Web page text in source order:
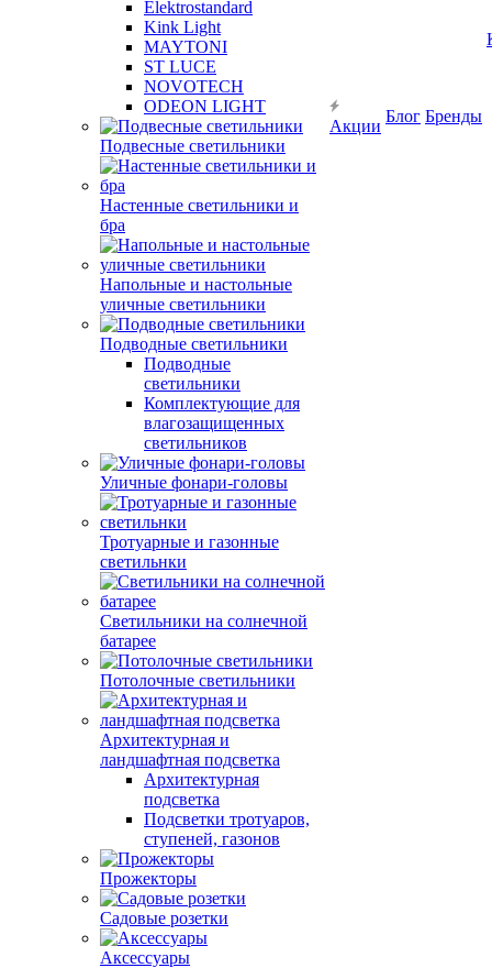
Elektrostandard
Kink Light
MAYTONI
ST LUCE
NOVOTECH
ODEON LIGHT
Подвесные светильники
Настенные светильники и
бра
Напольные и настольные
уличные светильники
Подводные светильники
Подводные
светильники
Комплектующие для
влагозащищенных
светильников
Уличные фонари-головы
Тротуарные и газонные
светильнки
Светильники на солнечной
батарее
Потолочные светильники
Архитектурная и
ландшафтная подсветка
Архитектурная
подсветка
Подсветки тротуаров,
ступеней, газонов
Прожекторы
Садовые розетки
Аксессуары
Акции
Блог Бренды